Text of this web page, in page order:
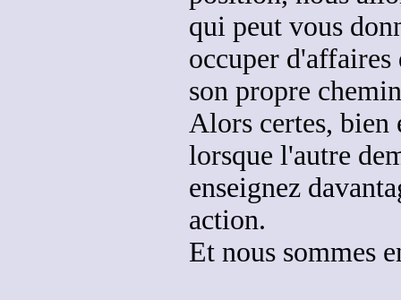
qui peut vous
occuper d'affaires
son propre
Alors certes,
lorsque l'autre
enseignez
action.
Et nous sommes